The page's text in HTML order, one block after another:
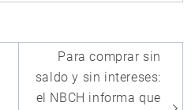
Para comprar sin
saldo y sin intereses:
el NBCH informa que